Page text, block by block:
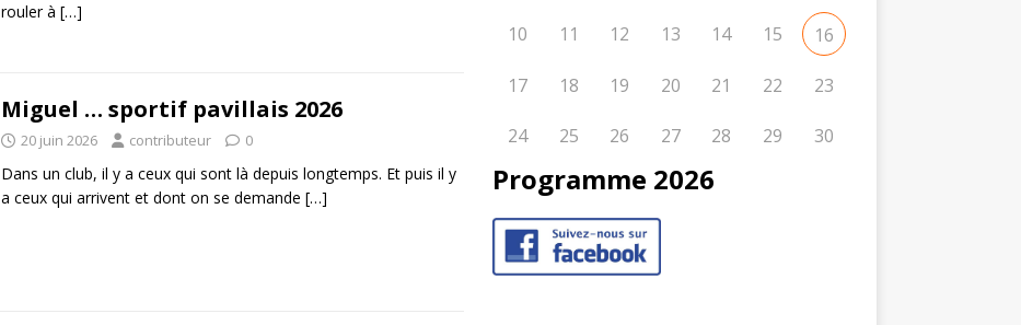
rouler à […]
Miguel … sportif pavillais 2026
20 juin 2026 contributeur 0
Dans un club, il y a ceux qui sont là depuis longtemps. Et puis il y
a ceux qui arrivent et dont on se demande […]
10 11 12 13 14 15 16
17 18 19 20 21 22 23
24 25 26 27 28 29 30
Programme 2026